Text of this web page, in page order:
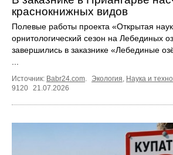
краснокнижных видов
Полевые работы проекта «Открытая
орнитологический сезон на Лебединых
завершились в заказнике «Лебединые
Источник: Babr24.com. Экология, Наука и
9120 21.07.2026